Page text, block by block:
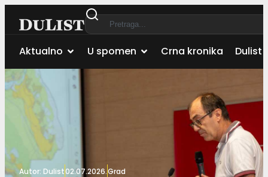
Aktualno U spomen Crna kronika Dulist
Autor: Dulist02.07.2026.Grad